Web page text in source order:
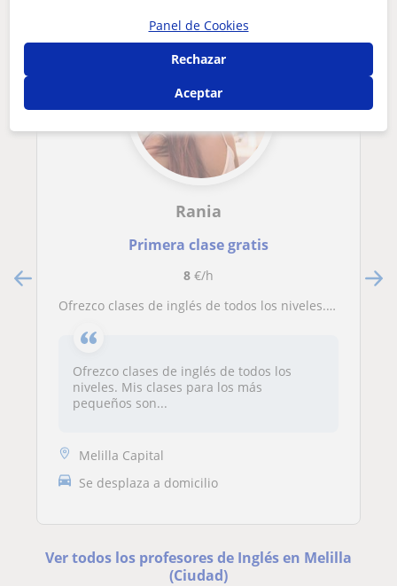
Rania
Primera clase gratis
8€/h
Ofrezco clases de inglés de todos los niveles. Mis clases para los más pequeños son divertidas y dinámicas. Para aquellos con más edad, imparto un inglés real y práctico. La experiencia que me avala demuestra que aprenderás inglés sin esfuerzo y todos ell
Ofrezco clases de inglés de todos los
niveles. Mis clases para los más
pequeños son...
Melilla Capital
Se desplaza a domicilio
Ver todos los profesores de Inglés en Melilla
(Ciudad)
Panel de Cookies
Rechazar
Aceptar